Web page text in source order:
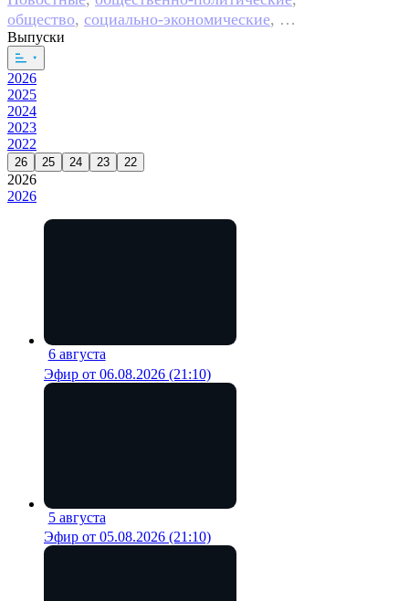
общество, социально-экономические,
5 сезонов, 1678 выпусков
Выпуски
2026
2025
2024
2023
2022
26 25 24 23 22
2026
2026
6 августа
Эфир от 06.08.2026 (21:10)
5 августа
Эфир от 05.08.2026 (21:10)